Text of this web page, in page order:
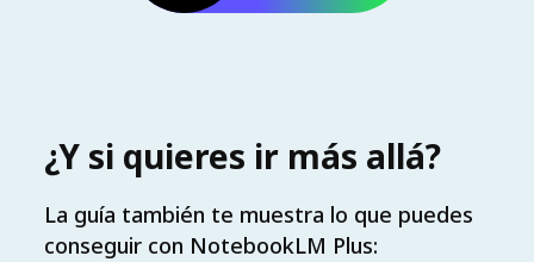
¿Y si quieres ir más allá?
La guía también te muestra lo que puedes
conseguir con NotebookLM Plus: